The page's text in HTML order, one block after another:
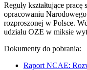
Reguły kształtujące
opracowaniu
rozproszonej w Polsce.
udziału OZE w miksie
Dokumenty do pobrania:
Raport NCAE: